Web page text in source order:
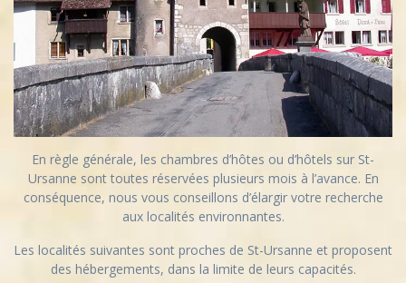
En règle générale, les chambres d’hôtes ou d’hôtels sur St-
Ursanne sont toutes réservées plusieurs mois à l’avance. En
conséquence, nous vous conseillons d’élargir votre recherche
aux localités environnantes.
​Les localités suivantes sont proches de St-Ursanne et proposent
des hébergements, dans la limite de leurs capacités.